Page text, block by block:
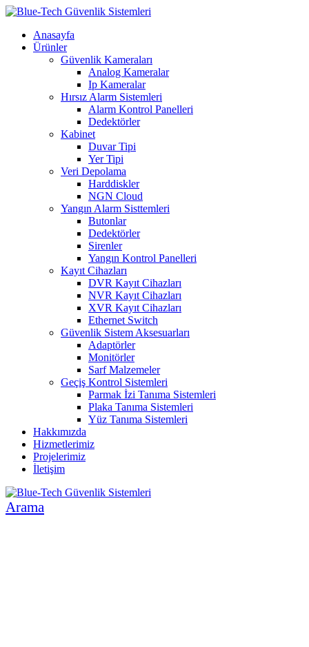
Anasayfa
Ürünler
Güvenlik Kameraları
Analog Kameralar
Ip Kameralar
Hırsız Alarm Sistemleri
Alarm Kontrol Panelleri
Dedektörler
Kabinet
Duvar Tipi
Yer Tipi
Veri Depolama
Harddiskler
NGN Cloud
Yangın Alarm Sisttemleri
Butonlar
Dedektörler
Sirenler
Yangın Kontrol Panelleri
Kayıt Cihazları
DVR Kayıt Cihazları
NVR Kayıt Cihazları
XVR Kayıt Cihazları
Ethernet Switch
Güvenlik Sistem Aksesuarları
Adaptörler
Monitörler
Sarf Malzemeler
Geçiş Kontrol Sistemleri
Parmak İzi Tanıma Sistemleri
Plaka Tanıma Sistemleri
Yüz Tanıma Sistemleri
Hakkımızda
Hizmetlerimiz
Projelerimiz
İletişim
Arama